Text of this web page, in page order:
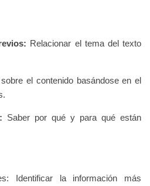
Relacionar el tema del texto
el contenido basándose en el
Saber por qué y para qué están
Identificar la información más